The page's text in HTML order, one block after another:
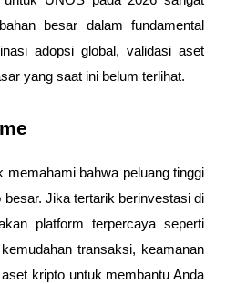
besar dalam fundamental
adopsi global, validasi aset
yang saat ini belum terlihat.
memahami bahwa peluang tinggi
Jika tertarik berinvestasi di
transaksi, keamanan
kripto untuk membantu Anda